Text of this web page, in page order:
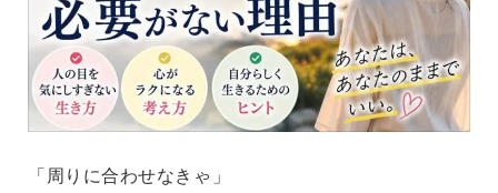
「周りに合わせなきゃ」